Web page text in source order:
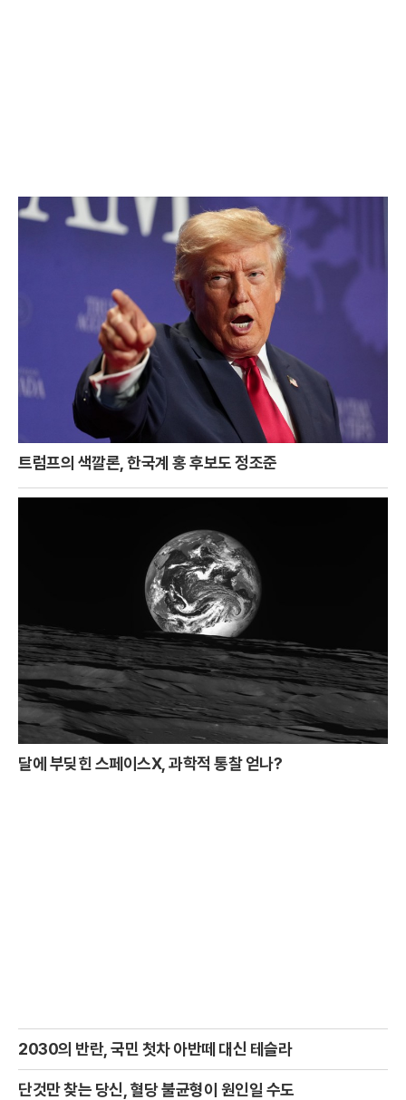
트럼프의 색깔론, 한국계 홍 후보도 정조준
달에 부딪힌 스페이스X, 과학적 통찰 얻나?
2030의 반란, 국민 첫차 아반떼 대신 테슬라
단것만 찾는 당신, 혈당 불균형이 원인일 수도